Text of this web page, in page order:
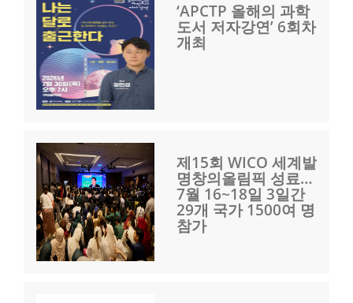
‘APCTP 올해의 과학
도서 저자강연’ 6회차
개최
제15회 WICO 세계발
명창의올림픽 성료…
7월 16~18일 3일간
29개 국가 1500여 명
참가